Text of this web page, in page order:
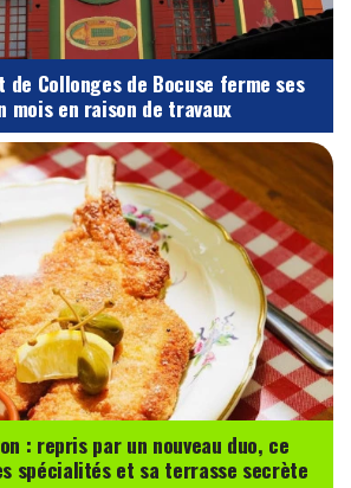
de Collonges de Bocuse ferme ses
mois en raison de travaux
: repris par un nouveau duo, ce
spécialités et sa terrasse secrète